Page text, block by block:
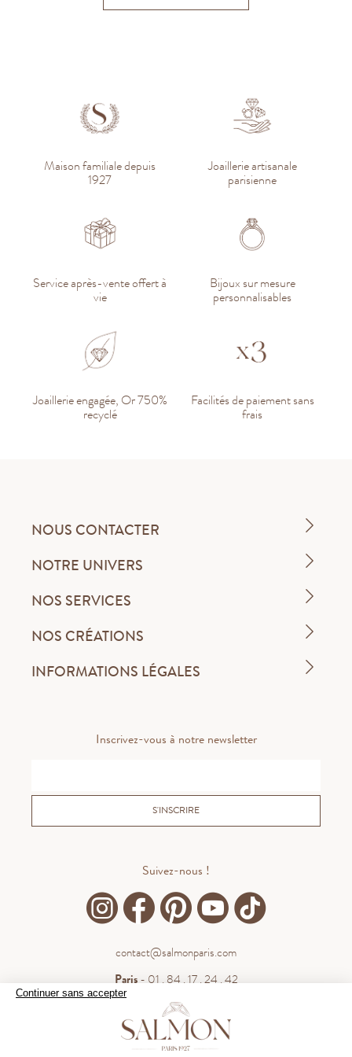
Continuer sans accepter
Maison familiale depuis
1927
Joaillerie artisanale
parisienne
Service après-vente offert à
vie
Bijoux sur mesure
personnalisables
Joaillerie engagée, Or 750%
recyclé
Facilités de paiement sans
frais
NOUS CONTACTER
NOTRE UNIVERS
NOS SERVICES
NOS CRÉATIONS
INFORMATIONS LÉGALES
Inscrivez-vous à notre newsletter
S'INSCRIRE
Suivez-nous !
contact@salmonparis.com
Paris- 01 . 84 . 17 . 24 . 42
- 05 . 35 . 54 . 45 . 53
WhatsApp- 07 . 81 . 63 . 76 . 57